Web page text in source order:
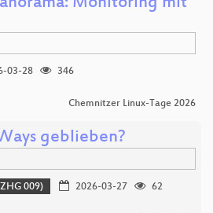
03-28
346
Chemnitzer Linux-Tage 2026
geblieben?
009) 2026-03-27
62